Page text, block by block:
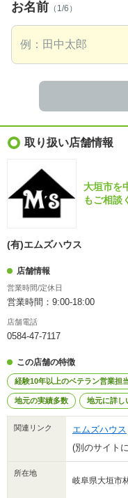
お名前 （1/6）
取り扱い店舗情報
大垣市を
もご相談
(有)エムズハウス
店舗情報
営業時間/定休日
営業時間：9:00-18:00
店舗電話
0584-47-7117
この店舗の特徴
経験10年以上のベテラン営業担
地元の実績多数 地元に詳し
関連リンク
エムズハウス
(別のサイト
所在地
岐阜県大垣市